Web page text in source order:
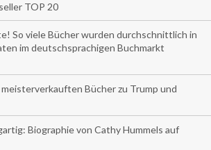
TOP 20
So viele Bücher wurden durchschnittlich in
im deutschsprachigen Buchmarkt
Bücher zu Trump und
Biographie von Cathy Hummels auf